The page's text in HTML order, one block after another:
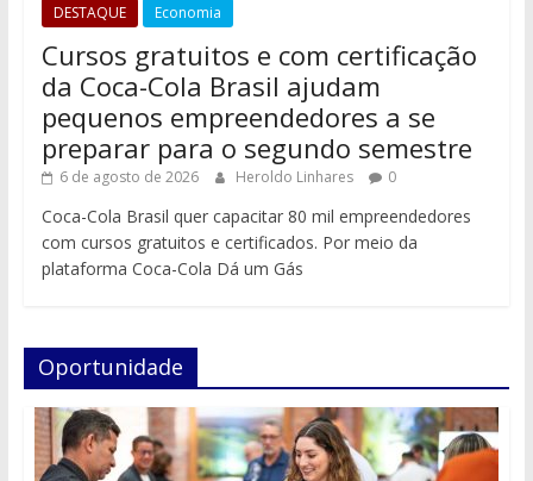
DESTAQUE Economia
Cursos gratuitos e com certificação
da Coca-Cola Brasil ajudam
pequenos empreendedores a se
preparar para o segundo semestre
6 de agosto de 2026 Heroldo Linhares 0
Coca-Cola Brasil quer capacitar 80 mil empreendedores
com cursos gratuitos e certificados. Por meio da
plataforma Coca-Cola Dá um Gás
Oportunidade